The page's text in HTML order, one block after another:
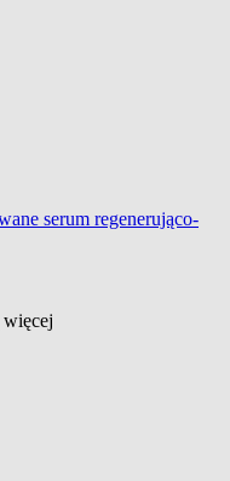
serum regenerująco-
więcej